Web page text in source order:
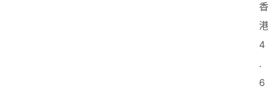
香
港
4
.
6